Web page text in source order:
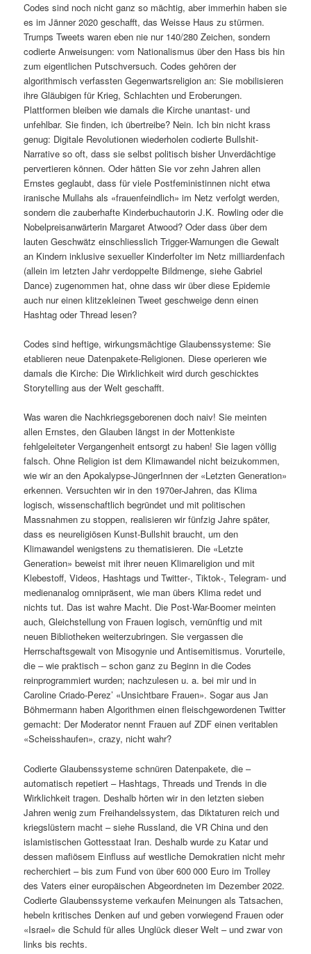
Codes sind noch nicht ganz so mächtig, aber immerhin haben sie
es im Jänner 2020 geschafft, das Weisse Haus zu stürmen.
Trumps Tweets waren eben nie nur 140/280 Zeichen, sondern
codierte Anweisungen: vom Nationalismus über den Hass bis hin
zum eigentlichen Putschversuch. Codes gehören der
algorithmisch verfassten Gegenwartsreligion an: Sie mobilisieren
ihre Gläubigen für Krieg, Schlachten und Eroberungen.
Plattformen bleiben wie damals die Kirche unantast- und
unfehlbar. Sie finden, ich übertreibe? Nein. Ich bin nicht krass
genug: Digitale Revolutionen wiederholen codierte Bullshit-
Narrative so oft, dass sie selbst politisch bisher Unverdächtige
pervertieren können. Oder hätten Sie vor zehn Jahren allen
Ernstes geglaubt, dass für viele Postfeministinnen nicht etwa
iranische Mullahs als «frauenfeindlich» im Netz verfolgt werden,
sondern die zauberhafte Kinderbuchautorin J.K. Rowling oder die
Nobelpreisanwärterin Margaret Atwood? Oder dass über dem
lauten Geschwätz einschliesslich Trigger-Warnungen die Gewalt
an Kindern inklusive sexueller Kinderfolter im Netz milliardenfach
(allein im letzten Jahr verdoppelte Bildmenge, siehe Gabriel
Dance) zugenommen hat, ohne dass wir über diese Epidemie
auch nur einen klitzekleinen Tweet geschweige denn einen
Hashtag oder Thread lesen?
Codes sind heftige, wirkungsmächtige Glaubenssysteme: Sie
etablieren neue Datenpakete-Religionen. Diese operieren wie
damals die Kirche: Die Wirklichkeit wird durch geschicktes
Storytelling aus der Welt geschafft.
Was waren die Nachkriegsgeborenen doch naiv! Sie meinten
allen Ernstes, den Glauben längst in der Mottenkiste
fehlgeleiteter Vergangenheit entsorgt zu haben! Sie lagen völlig
falsch. Ohne Religion ist dem Klimawandel nicht beizukommen,
wie wir an den Apokalypse-JüngerInnen der «Letzten Generation»
erkennen. Versuchten wir in den 1970er-Jahren, das Klima
logisch, wissenschaftlich begründet und mit politischen
Massnahmen zu stoppen, realisieren wir fünfzig Jahre später,
dass es neureligiösen Kunst-Bullshit braucht, um den
Klimawandel wenigstens zu thematisieren. Die «Letzte
Generation» beweist mit ihrer neuen Klimareligion und mit
Klebestoff, Videos, Hashtags und Twitter‑, Tiktok‑, Telegram- und
medienanalog omnipräsent, wie man übers Klima redet und
nichts tut. Das ist wahre Macht. Die Post-War-Boomer meinten
auch, Gleichstellung von Frauen logisch, vernünftig und mit
neuen Bibliotheken weiterzubringen. Sie vergassen die
Herrschaftsgewalt von Misogynie und Antisemitismus. Vorurteile,
die – wie praktisch – schon ganz zu Beginn in die Codes
reinprogrammiert wurden; nachzulesen u. a. bei mir und in
Caroline Criado-Perez’ «Unsichtbare Frauen». Sogar aus Jan
Böhmermann haben Algorithmen einen fleischgewordenen Twitter
gemacht: Der Moderator nennt Frauen auf ZDF einen veritablen
«Scheisshaufen», crazy, nicht wahr?
Codierte Glaubenssysteme schnüren Datenpakete, die –
automatisch repetiert – Hashtags, Threads und Trends in die
Wirklichkeit tragen. Deshalb hörten wir in den letzten sieben
Jahren wenig zum Freihandelssystem, das Diktaturen reich und
kriegslüstern macht – siehe Russland, die VR China und den
islamistischen Gottesstaat Iran. Deshalb wurde zu Katar und
dessen mafiösem Einfluss auf westliche Demokratien nicht mehr
recherchiert – bis zum Fund von über 600 000 Euro im Trolley
des Vaters einer europäischen Abgeordneten im Dezember 2022.
Codierte Glaubenssysteme verkaufen Meinungen als Tatsachen,
hebeln kritisches Denken auf und geben vorwiegend Frauen oder
«Israel» die Schuld für alles Unglück dieser Welt – und zwar von
links bis rechts.